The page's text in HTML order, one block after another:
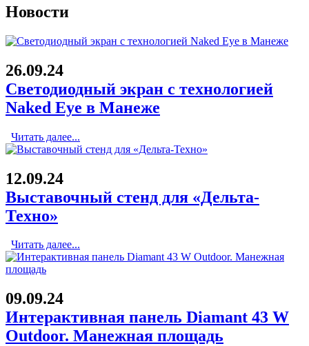
Новости
26.09.24
Cветодиодный экран с технологией
Naked Eye в Манеже
Читать далее...
12.09.24
Выставочный стенд для «Дельта-
Техно»
Читать далее...
09.09.24
Интерактивная панель Diamant 43 W
Outdoor. Манежная площадь